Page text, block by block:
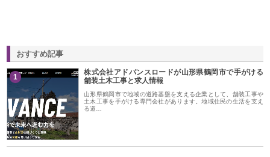
おすすめ記事
1
株式会社アドバンスロードが山形県鶴岡市で手がける
舗装土木工事と求人情報
山形県鶴岡市で地域の道路基盤を支える企業として、舗装工事や
土木工事を手がける専門会社があります。地域住民の生活を支え
る道…